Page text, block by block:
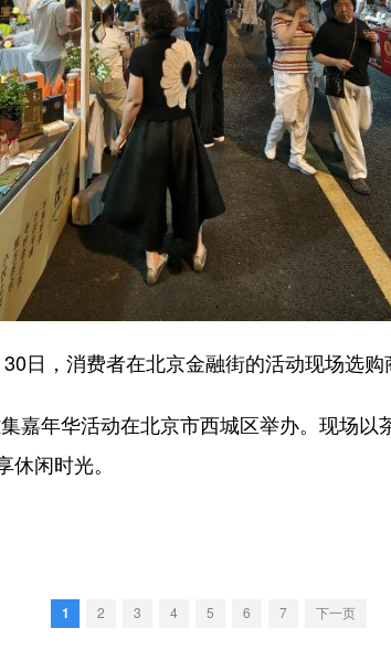
30日，消费者在北京金融街的活动现场选购
年华活动在北京市西城区举办。现场以
休闲时光。
1 2 3 4 5 6 7 下一页